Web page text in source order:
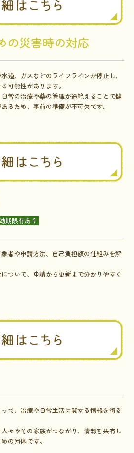
の災害時の対応
道、ガスなどのライフラインが停止し、
可能性があります。
常の治療や薬の管理が途絶えることで健
るため、事前の準備が不可欠です。
期限有あり
者や申請方法、自己負担額の仕組みを解
ついて、申請から更新まで分かりやすく
て、治療や日常生活に関する情報を得る
々やその家族がつながり、情報を共有し
の団体です。